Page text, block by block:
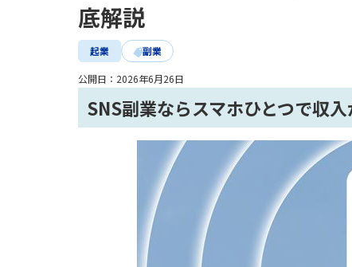
底解説
起業 副業
公開日： 2026年6月26日
SNS副業ならスマホひとつで収